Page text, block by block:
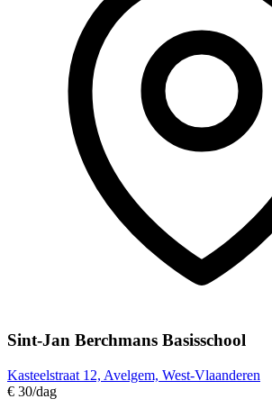
Sint-Jan Berchmans Basisschool
Kasteelstraat 12, Avelgem, West-Vlaanderen
€ 30/dag